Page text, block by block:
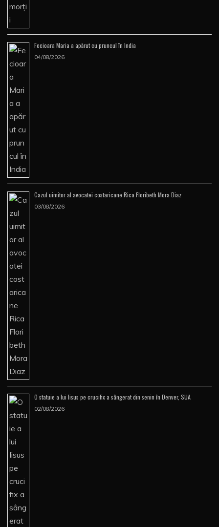
Fecioara Maria a apărut cu pruncul în India
04/08/2026
Cazul uimitor al avocatei costaricane Rica Floribeth Mora Diaz
03/08/2026
O statuie a lui Iisus pe crucifix a sângerat din senin în Denver, SUA
02/08/2026